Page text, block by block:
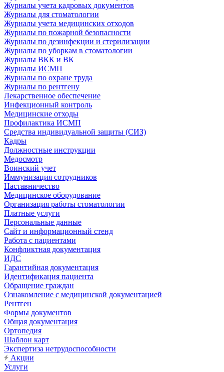
Журналы учета кадровых документов
Журналы для стоматологии
Журналы учета медицинских отходов
Журналы по пожарной безопасности
Журналы по дезинфекции и стерилизации
Журналы по уборкам в стоматологии
Журналы ВКК и ВК
Журналы ИСМП
Журналы по охране труда
Журналы по рентгену
Лекарственное обеспечение
Инфекционный контроль
Медицинские отходы
Профилактика ИСМП
Средства индивидуальной защиты (СИЗ)
Кадры
Должностные инструкции
Медосмотр
Воинский учет
Иммунизация сотрудников
Наставничество
Медицинское оборудование
Организация работы стоматологии
Платные услуги
Персональные данные
Сайт и информационный стенд
Работа с пациентами
Конфликтная документация
ИДС
Гарантийная документация
Идентификация пациента
Обращение граждан
Ознакомление с медицинской документацией
Рентген
Формы документов
Общая документация
Ортопедия
Шаблон карт
Экспертиза нетрудоспособности
Акции
Услуги